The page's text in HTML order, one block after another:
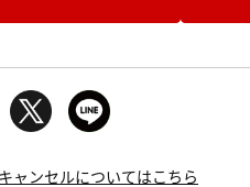
ャンセルについてはこちら